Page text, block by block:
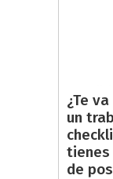
¿Te
un
tienes
de